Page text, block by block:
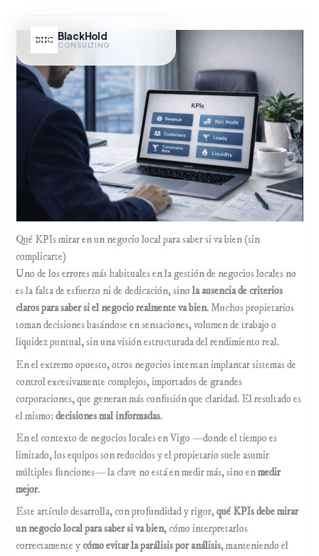
contenido
BlackHold
CONSULTING
Hub IA
Qué KPIs mirar en un negocio local para saber si va bien (sin
complicarte)
Uno de los errores más habituales en la gestión de negocios locales no
es la falta de esfuerzo ni de dedicación, sinola ausencia de criterios
claros para saber si el negocio realmente va bien. Muchos propietarios
toman decisiones basándose en sensaciones, volumen de trabajo o
liquidez puntual, sin una visión estructurada del rendimiento real.
En el extremo opuesto, otros negocios intentan implantar sistemas de
control excesivamente complejos, importados de grandes
corporaciones, que generan más confusión que claridad. El resultado es
el mismo:decisiones mal informadas.
En el contexto de negocios locales en Vigo —donde el tiempo es
limitado, los equipos son reducidos y el propietario suele asumir
múltiples funciones— la clave no está en medir más, sino enmedir
mejor.
Este artículo desarrolla, con profundidad y rigor,qué KPIs debe mirar
un negocio local para saber si va bien, cómo interpretarlos
correctamente ycómo evitar la parálisis por análisis, manteniendo el